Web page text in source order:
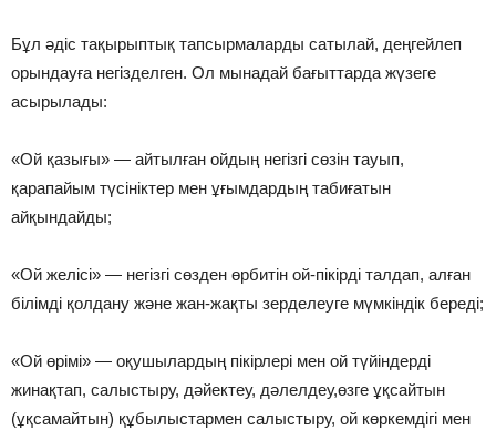
Бұл әдіс тақырыптық тапсырмаларды сатылай, деңгейлеп
орындауға негізделген. Ол мынадай бағыттарда жүзеге
асырылады:
«Ой қазығы» — айтылған ойдың негізгі сөзін тауып,
қарапайым түсініктер мен ұғымдардың табиғатын
айқындайды;
«Ой желісі» — негізгі сөзден өрбитін ой-пікірді талдап, алған
білімді қолдану және жан-жақты зерделеуге мүмкіндік береді;
«Ой өрімі» — оқушылардың пікірлері мен ой түйіндерді
жинақтап, салыстыру, дәйектеу, дәлелдеу,өзге ұқсайтын
(ұқсамайтын) құбылыстармен салыстыру, ой көркемдігі мен